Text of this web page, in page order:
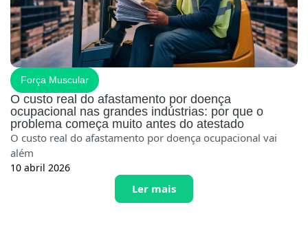
Força Muscular
O custo real do afastamento por doença
ocupacional nas grandes indústrias: por que o
problema começa muito antes do atestado
O custo real do afastamento por doença ocupacional vai
além
10 abril 2026
Ler mais